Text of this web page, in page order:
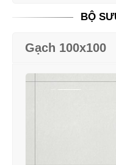
BỘ
Gạch 100x100